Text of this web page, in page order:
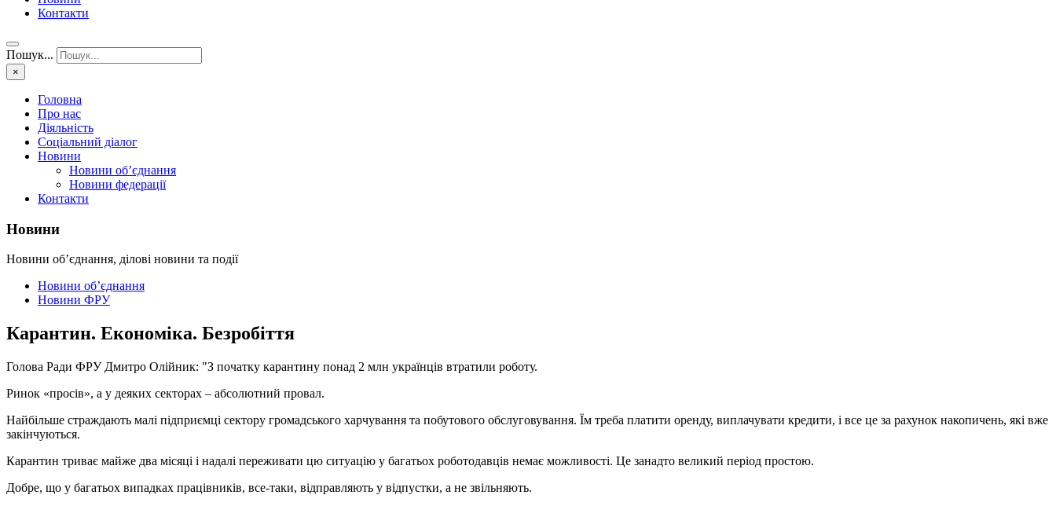
Контакти
Пошук...
×
Головна
Про нас
Діяльність
Соціальний діалог
Новини
Новини об’єднання
Новини федерації
Контакти
Новини
Новини об’єднання, ділові новини та події
Новини об’єднання
Новини ФРУ
Карантин. Економіка. Безробіття
Голова Ради ФРУ Дмитро Олійник: "З початку карантину понад 2 млн українців втратили роботу.
Ринок «просів», а у деяких секторах – абсолютний провал.
Найбільше страждають малі підприємці сектору громадського харчування та побутового обслуговування. Їм треба платити оренду, виплачувати кредити, і все це за рахунок накопичень, які вже
закінчуються.
Карантин триває майже два місяці і надалі переживати цю ситуацію у багатьох роботодавців немає можливості. Це занадто великий період простою.
Добре, що у багатьох випадках працівників, все-таки, відправляють у відпустки, а не звільняють.